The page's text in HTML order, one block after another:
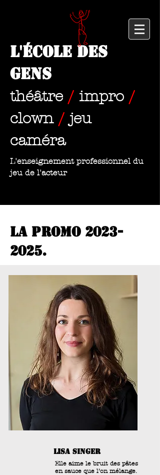
L'École des
Gens
théâtre / impro /
clown / jeu
caméra
L'enseignement professionnel du
jeu de l'acteur
LA PROMO 2023-
2025.
lisa singer
Elle aime le bruit des pâtes
en sauce que l’on mélange.